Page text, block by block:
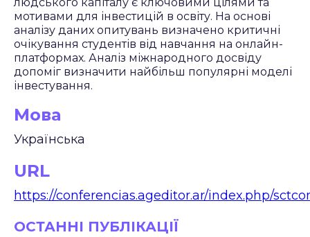
мотивами для інвестицій в освіту. На основі
аналізу даних опитувань визначено критичні
очікування студентів від навчання на онлайн-
платформах. Аналіз міжнародного досвіду
допоміг визначити найбільш популярні моделі
інвестування.
Мова
Українська
URL
https://conferencias.ageditor.ar/index.php/
ОСТАННІ ПУБЛІКАЦІЇ